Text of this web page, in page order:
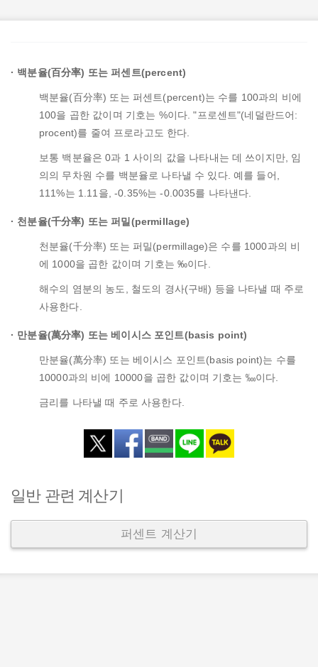
관련용어
백분율(百分率) 또는 퍼센트(percent)
백분율(百分率) 또는 퍼센트(percent)는 수를 100과의 비에
100을 곱한 값이며 기호는 %이다. "프로센트"(네덜란드어:
procent)를 줄여 프로라고도 한다.
보통 백분율은 0과 1 사이의 값을 나타내는 데 쓰이지만, 임
의의 무차원 수를 백분율로 나타낼 수 있다. 예를 들어,
111%는 1.11을, -0.35%는 -0.0035를 나타낸다.
천분율(千分率) 또는 퍼밀(permillage)
천분율(千分率) 또는 퍼밀(permillage)은 수를 1000과의 비
에 1000을 곱한 값이며 기호는 ‰이다.
해수의 염분의 농도, 철도의 경사(구배) 등을 나타낼 때 주로
사용한다.
만분율(萬分率) 또는 베이시스 포인트(basis point)
만분율(萬分率) 또는 베이시스 포인트(basis point)는 수를
10000과의 비에 10000을 곱한 값이며 기호는 ‱이다.
금리를 나타낼 때 주로 사용한다.
일반 관련 계산기
퍼센트 계산기